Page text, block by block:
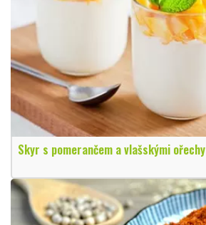
Skyr s pomerančem a vlašskými ořechy